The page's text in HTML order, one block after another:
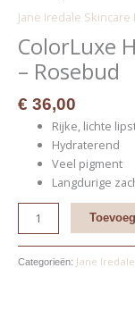
Jane Iredale Skincare
ColorLuxe
– Rosebud
€ 36,00
Rijke, lichte
Hydraterend
Veel pigment
Langdurige
Rosebud
aantal
Categorieën: Jane